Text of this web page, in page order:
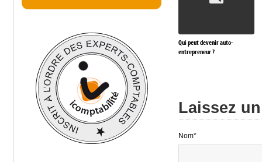
Qui peut devenir auto-
entrepreneur ?
Laissez
Nom*